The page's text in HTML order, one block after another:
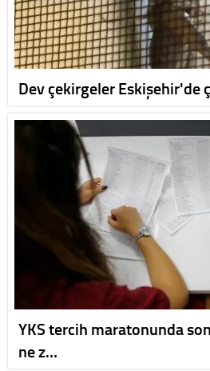
Dev çekirgeler Eskişehir'de
YKS tercih maratonunda
ne z…